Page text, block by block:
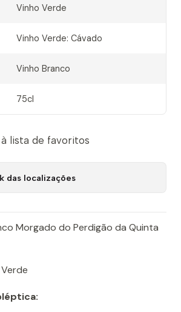
Vinho Verde
Vinho Verde: Cávado
Vinho Branco
75cl
lista de favoritos
das localizações
Morgado do Perdigão da Quinta